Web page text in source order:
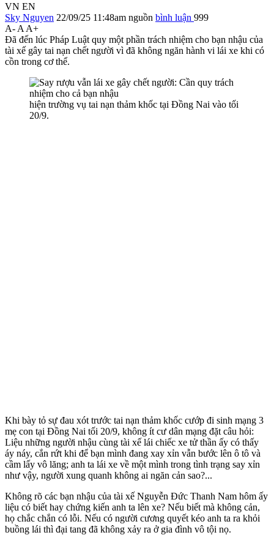
VN EN
Sky Nguyen 22/09/25 11:48am nguồn bình luận 999
A- A A+
Đã đến lúc Pháp Luật quy một phần trách nhiệm cho bạn nhậu của
tài xế gây tai nạn chết người vì đã không ngăn hành vi lái xe khi có
cồn trong c‌ơ th‌ể.
hiện trường vụ tai nạn thảm khốc tại Đồng Nai vào tối
20/9.
Khi bày tỏ sự đau xót trước tai nạn thảm khốc cướp đi sinh mạng 3
mẹ con tại Đồng Nai tối 20/9, không ít cư dân mạng đặt câu hỏi:
Liệu những người nhậu cùng tài xế lái chiếc xe tử thần ấy có thấy
áy náy, cắn rứt khi để bạn mình đang xay xỉn vẫn bước lên ô tô và
cầm lấy vô lăng; anh ta lái xe về một mình trong tình trạng say xỉn
như vậy, người xung quanh không ai ngăn cản sao?...
Không rõ các bạn nhậu của tài xế Nguyễn Đức Thanh Nam hôm ấy
liệu có biết hay chứng kiến anh ta lên xe? Nếu biết mà không cản,
họ chắc chắn có lỗi. Nếu có người cương quyết kéo anh ta ra khỏi
buồng lái thì đại tang đã không xảy ra ở gia đình vô tội nọ.